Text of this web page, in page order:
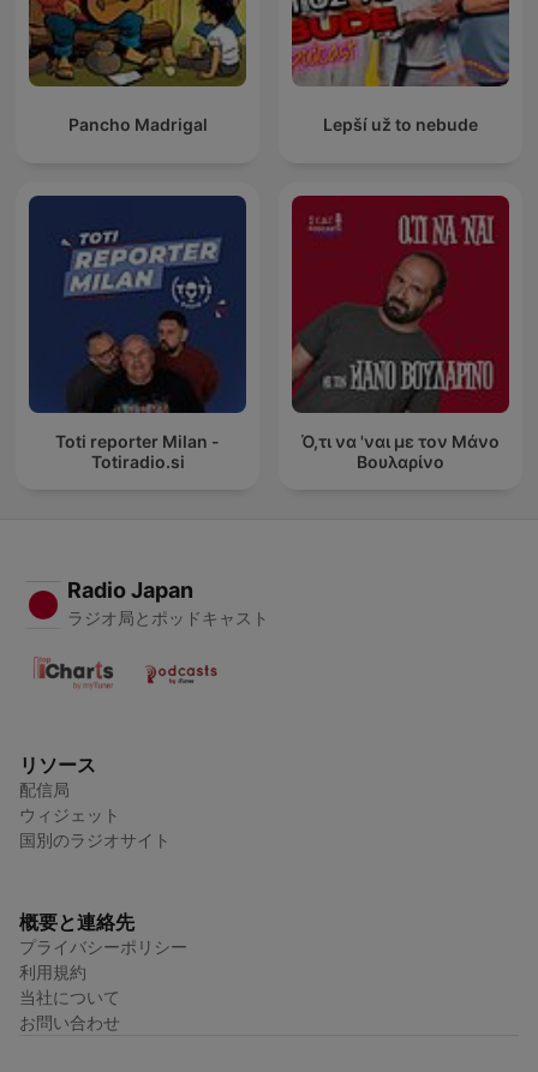
Pancho Madrigal Lepší už to nebude
Toti reporter Milan -
Totiradio.si
Ό,τι να 'ναι με τον Μάνο
Βουλαρίνο
Radio Japan
ラジオ局とポッドキャスト
リソース
配信局
ウィジェット
国別のラジオサイト
概要と連絡先
プライバシーポリシー
利用規約
当社について
お問い合わせ